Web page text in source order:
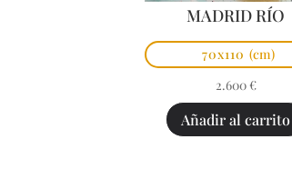
MADRID RÍO
70x110 (cm)
2.600 €
Añadir al carrito